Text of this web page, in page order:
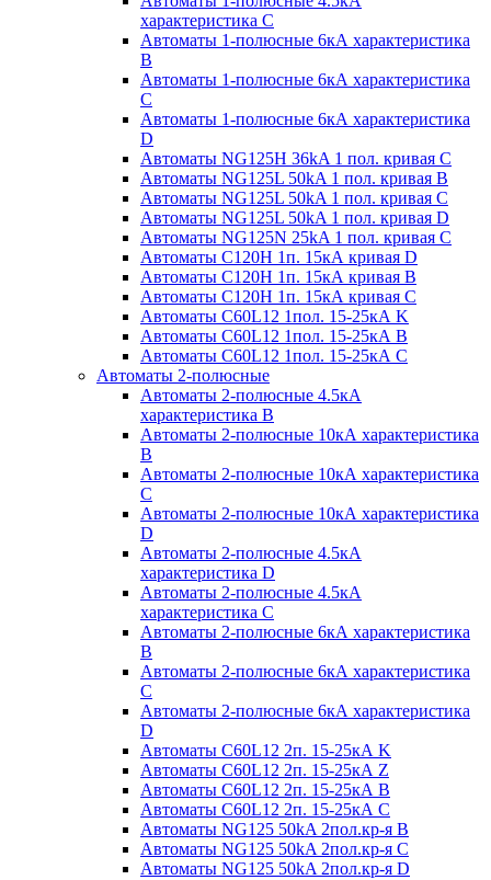
характеристика С
Автоматы 1-полюсные 6кА характеристика
B
Автоматы 1-полюсные 6кА характеристика
C
Автоматы 1-полюсные 6кА характеристика
D
Автоматы NG125H 36kA 1 пол. кривая C
Автоматы NG125L 50kA 1 пол. кривая B
Автоматы NG125L 50kA 1 пол. кривая C
Автоматы NG125L 50kA 1 пол. кривая D
Автоматы NG125N 25kA 1 пол. кривая C
Автоматы С120H 1п. 15кА кривая D
Автоматы С120H 1п. 15кА кривая В
Автоматы С120H 1п. 15кА кривая С
Автоматы С60L12 1пол. 15-25кА K
Автоматы С60L12 1пол. 15-25кА В
Автоматы С60L12 1пол. 15-25кА С
Автоматы 2-полюсные
Автоматы 2-полюсные 4.5кА
характеристика В
Автоматы 2-полюсные 10кА характеристика
B
Автоматы 2-полюсные 10кА характеристика
C
Автоматы 2-полюсные 10кА характеристика
D
Автоматы 2-полюсные 4.5кА
характеристика D
Автоматы 2-полюсные 4.5кА
характеристика С
Автоматы 2-полюсные 6кА характеристика
B
Автоматы 2-полюсные 6кА характеристика
C
Автоматы 2-полюсные 6кА характеристика
D
Автоматы C60L12 2п. 15-25кА K
Автоматы C60L12 2п. 15-25кА Z
Автоматы C60L12 2п. 15-25кА B
Автоматы C60L12 2п. 15-25кА C
Автоматы NG125 50kA 2пол.кр-я B
Автоматы NG125 50kA 2пол.кр-я C
Автоматы NG125 50kA 2пол.кр-я D